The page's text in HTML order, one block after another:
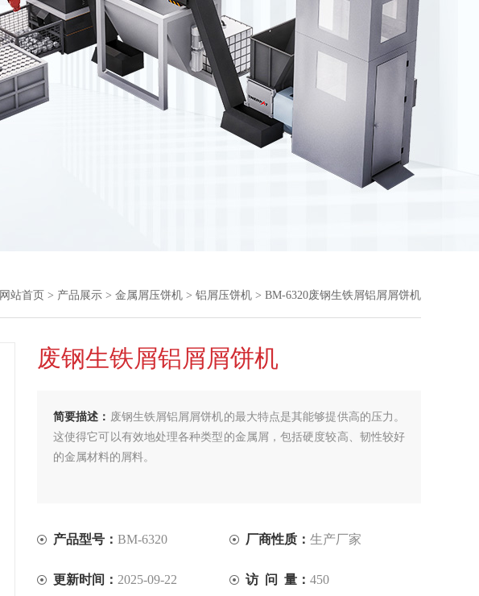
网站首页 > 产品展示 > 金属屑压饼机 > 铝屑压饼机 > BM-6320废钢生铁屑铝屑屑饼机
废钢生铁屑铝屑屑饼机
简要描述： 废钢生铁屑铝屑屑饼机的最大特点是其能够提供高的压力。
这使得它可以有效地处理各种类型的金属屑，包括硬度较高、韧性较好
的金属材料的屑料。
产品型号： BM-6320 厂商性质： 生产厂家
更新时间： 2025-09-22 访 问 量： 450